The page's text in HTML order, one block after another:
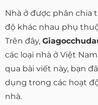
Nhà ở được phân chia
độ khác nhau phụ
Trên đây,
các loại nhà ở Việt
qua bài viết này, bạn
dụng trong các hoạt
nhà.